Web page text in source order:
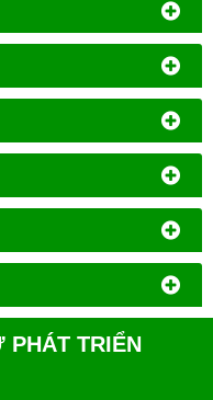
PHÁT TRIỂN